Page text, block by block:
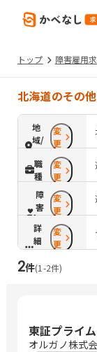
トップ 障害雇用
北海道のその
地
域/
路
線
変
更
職
種
変
更
障
害
配
慮
変
更
詳
細
条
件
変
更
2件(1 -2件)
東証プライ
オルガノ株式